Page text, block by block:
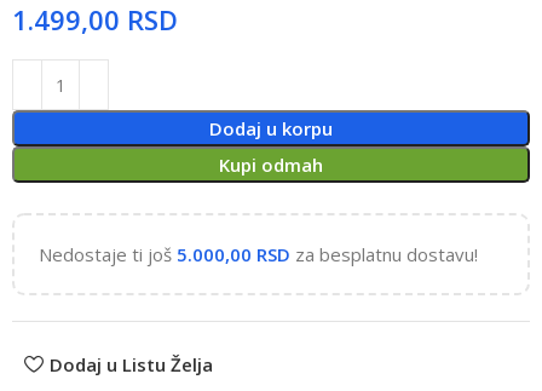
RSD
Dodaj u korpu
Kupi odmah
Nedostaje ti još 5.000,00 RSD za besplatnu dostavu!
Dodaj u Listu Želja